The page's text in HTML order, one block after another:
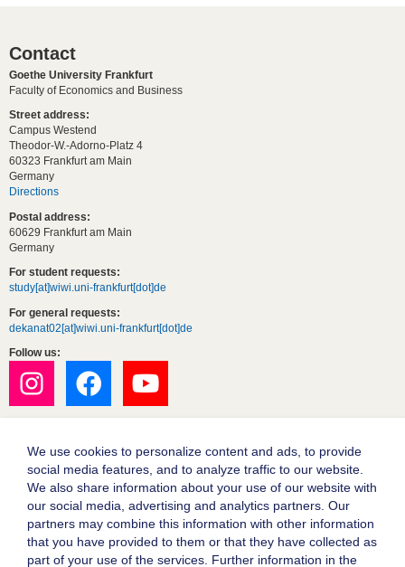
Contact
Goethe University Frankfurt
Faculty of Economics and Business
Street address:
Campus Westend
Theodor-W.-Adorno-Platz 4
60323 Frankfurt am Main
Germany
Directions
Postal address:
60629 Frankfurt am Main
Germany
For student requests:
study[at]wiwi.uni-frankfurt[dot]de
For general requests:
dekanat02[at]wiwi.uni-frankfurt[dot]de
Follow us:
Goethe University Frankfurt
Legal notice
We use cookies to personalize content and ads, to provide
social media features, and to analyze traffic to our website.
We also share information about your use of our website with
our social media, advertising and analytics partners. Our
partners may combine this information with other information
that you have provided to them or that they have collected as
part of your use of the services. Further information in the